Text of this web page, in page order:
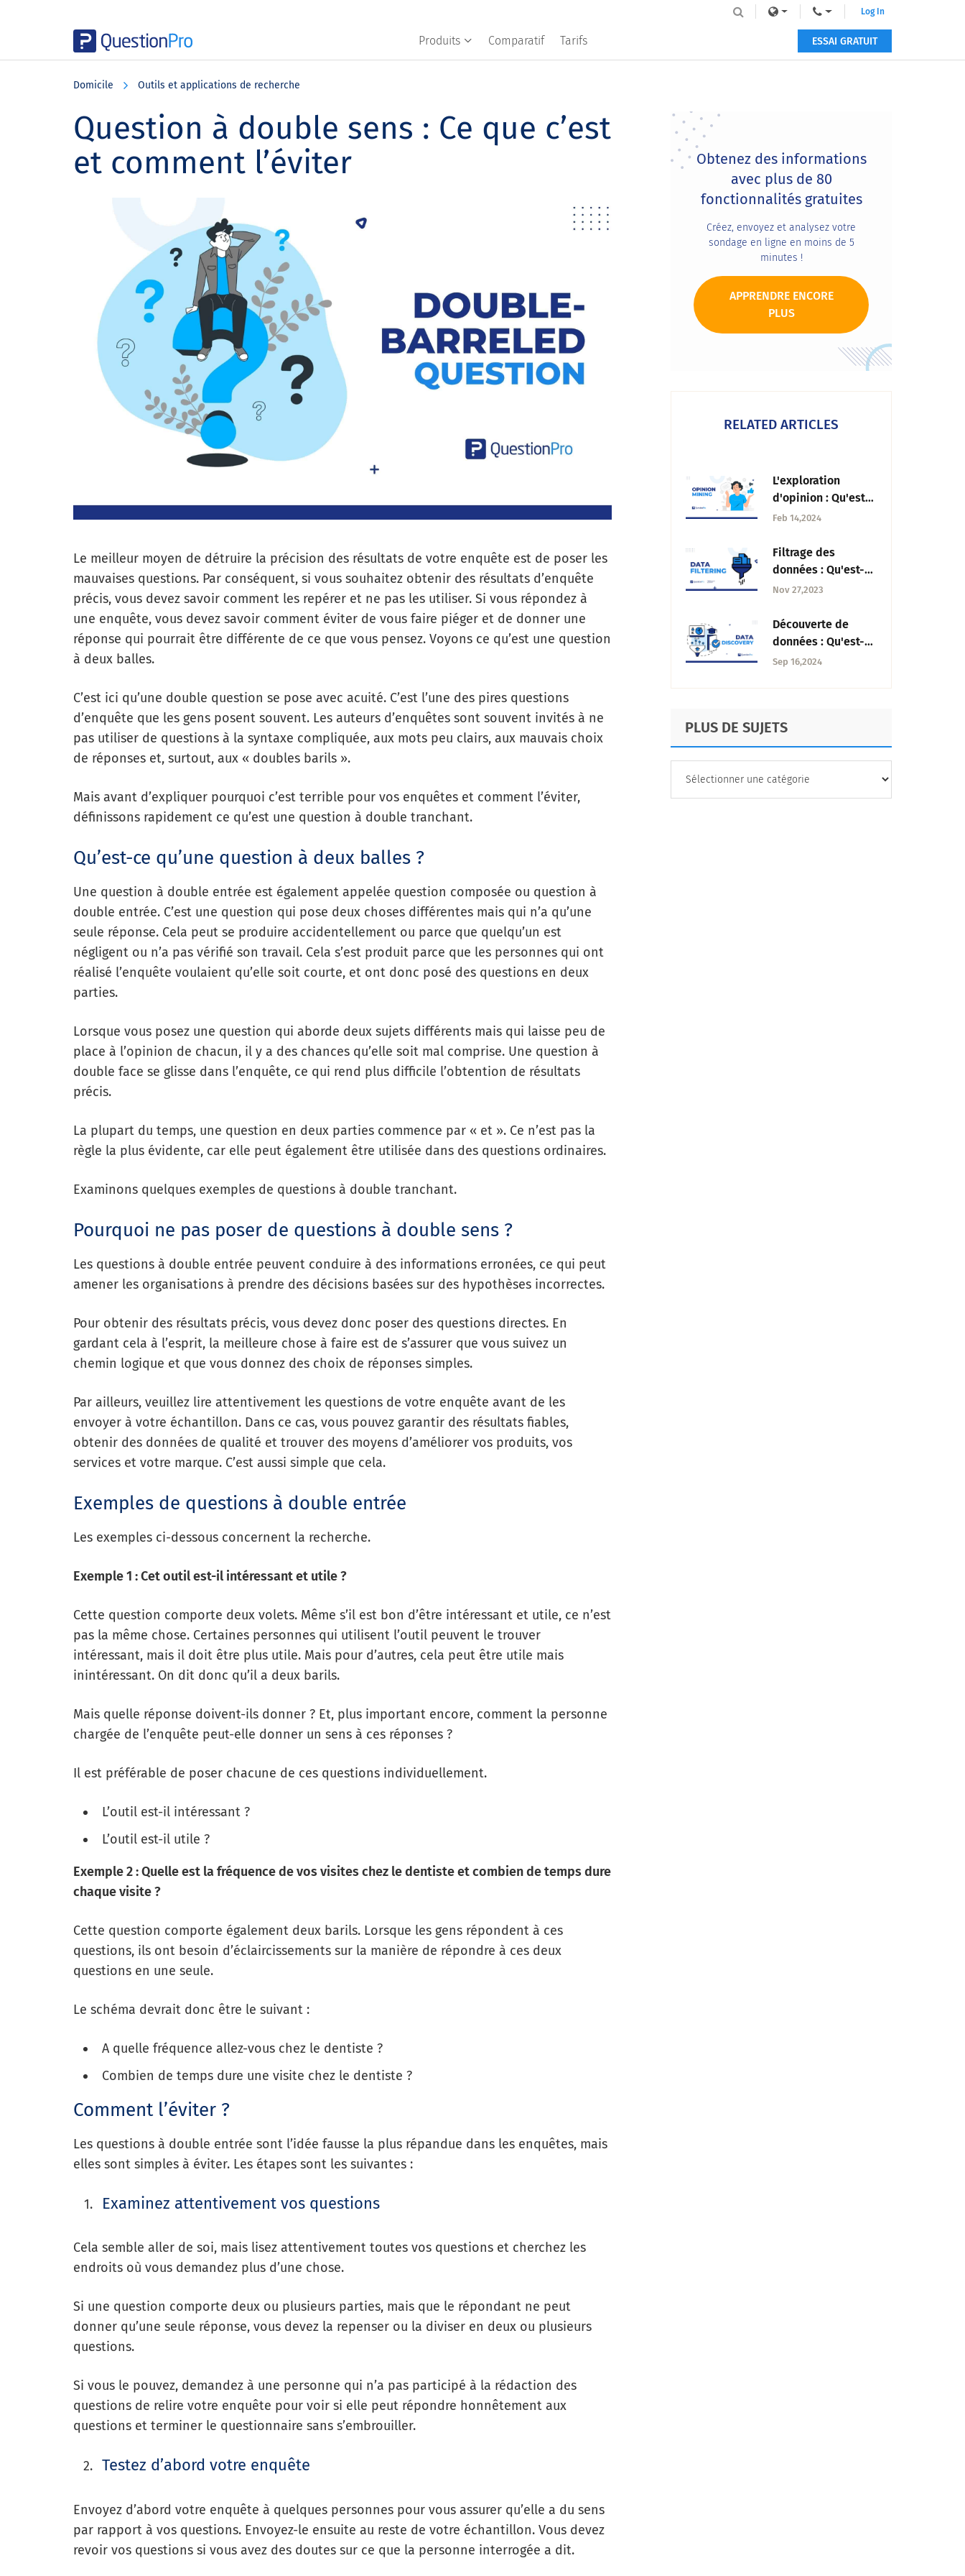
Produits Comparatif Tarifs
Log In
ESSAI GRATUIT
Domicile Outils et applications de recherche
Question à double sens : Ce que c’est
et comment l’éviter
Le meilleur moyen de détruire la précision des résultats de votre enquête est de poser les
mauvaises questions. Par conséquent, si vous souhaitez obtenir des résultats d’enquête
précis, vous devez savoir comment les repérer et ne pas les utiliser. Si vous répondez à
une enquête, vous devez savoir comment éviter de vous faire piéger et de donner une
réponse qui pourrait être différente de ce que vous pensez. Voyons ce qu’est une question
à deux balles.
C’est ici qu’une double question se pose avec acuité. C’est l’une des pires questions
d’enquête que les gens posent souvent. Les auteurs d’enquêtes sont souvent invités à ne
pas utiliser de questions à la syntaxe compliquée, aux mots peu clairs, aux mauvais choix
de réponses et, surtout, aux « doubles barils ».
Mais avant d’expliquer pourquoi c’est terrible pour vos enquêtes et comment l’éviter,
définissons rapidement ce qu’est une question à double tranchant.
Qu’est-ce qu’une question à deux balles ?
Une question à double entrée est également appelée question composée ou question à
double entrée. C’est une question qui pose deux choses différentes mais qui n’a qu’une
seule réponse. Cela peut se produire accidentellement ou parce que quelqu’un est
négligent ou n’a pas vérifié son travail. Cela s’est produit parce que les personnes qui ont
réalisé l’enquête voulaient qu’elle soit courte, et ont donc posé des questions en deux
parties.
Lorsque vous posez une question qui aborde deux sujets différents mais qui laisse peu de
place à l’opinion de chacun, il y a des chances qu’elle soit mal comprise. Une question à
double face se glisse dans l’enquête, ce qui rend plus difficile l’obtention de résultats
précis.
La plupart du temps, une question en deux parties commence par « et ». Ce n’est pas la
règle la plus évidente, car elle peut également être utilisée dans des questions ordinaires.
Examinons quelques exemples de questions à double tranchant.
Pourquoi ne pas poser de questions à double sens ?
Les questions à double entrée peuvent conduire à des informations erronées, ce qui peut
amener les organisations à prendre des décisions basées sur des hypothèses incorrectes.
Pour obtenir des résultats précis, vous devez donc poser des questions directes. En
gardant cela à l’esprit, la meilleure chose à faire est de s’assurer que vous suivez un
chemin logique et que vous donnez des choix de réponses simples.
Par ailleurs, veuillez lire attentivement les questions de votre enquête avant de les
envoyer à votre échantillon. Dans ce cas, vous pouvez garantir des résultats fiables,
obtenir des données de qualité et trouver des moyens d’améliorer vos produits, vos
services et votre marque. C’est aussi simple que cela.
Exemples de questions à double entrée
Les exemples ci-dessous concernent la recherche.
Exemple 1 : Cet outil est-il intéressant et utile ?
Cette question comporte deux volets. Même s’il est bon d’être intéressant et utile, ce n’est
pas la même chose. Certaines personnes qui utilisent l’outil peuvent le trouver
intéressant, mais il doit être plus utile. Mais pour d’autres, cela peut être utile mais
inintéressant. On dit donc qu’il a deux barils.
Mais quelle réponse doivent-ils donner ? Et, plus important encore, comment la personne
chargée de l’enquête peut-elle donner un sens à ces réponses ?
Il est préférable de poser chacune de ces questions individuellement.
L’outil est-il intéressant ?
L’outil est-il utile ?
Exemple 2 : Quelle est la fréquence de vos visites chez le dentiste et combien de temps dure
chaque visite ?
Cette question comporte également deux barils. Lorsque les gens répondent à ces
questions, ils ont besoin d’éclaircissements sur la manière de répondre à ces deux
questions en une seule.
Le schéma devrait donc être le suivant :
A quelle fréquence allez-vous chez le dentiste ?
Combien de temps dure une visite chez le dentiste ?
Comment l’éviter ?
Les questions à double entrée sont l’idée fausse la plus répandue dans les enquêtes, mais
elles sont simples à éviter. Les étapes sont les suivantes :
Examinez attentivement vos questions
Cela semble aller de soi, mais lisez attentivement toutes vos questions et cherchez les
endroits où vous demandez plus d’une chose.
Si une question comporte deux ou plusieurs parties, mais que le répondant ne peut
donner qu’une seule réponse, vous devez la repenser ou la diviser en deux ou plusieurs
questions.
Si vous le pouvez, demandez à une personne qui n’a pas participé à la rédaction des
questions de relire votre enquête pour voir si elle peut répondre honnêtement aux
questions et terminer le questionnaire sans s’embrouiller.
Testez d’abord votre enquête
Envoyez d’abord votre enquête à quelques personnes pour vous assurer qu’elle a du sens
par rapport à vos questions. Envoyez-le ensuite au reste de votre échantillon. Vous devez
revoir vos questions si vous avez des doutes sur ce que la personne interrogée a dit.
Primary
Sidebar
Obtenez des informations
avec plus de 80
fonctionnalités gratuites
Créez, envoyez et analysez votre
sondage en ligne en moins de 5
minutes !
APPRENDRE ENCORE
PLUS
RELATED ARTICLES
L'exploration
d'opinion : Qu'est-
ce que c'est, types
suivre
Feb 14,2024
Filtrage des
données : Qu'est-ce
que c'est,
avantages et
exemples
Nov 27,2023
Découverte de
données : Qu'est-ce
que c'est,
processus + cas
Sep 16,2024
PLUS DE SUJETS
SUJETS